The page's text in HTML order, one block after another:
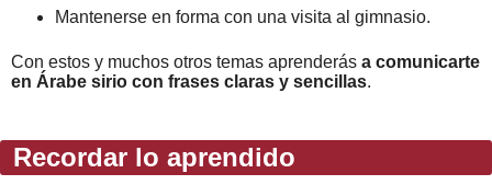
Mantenerse en forma con una visita al gimnasio.
Con estos y muchos otros temas aprenderás a comunicarte
en Árabe sirio con frases claras y sencillas.
Recordar lo aprendido